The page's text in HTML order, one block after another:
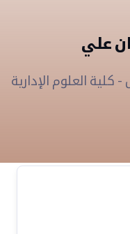
علي
العلوم الإدارية